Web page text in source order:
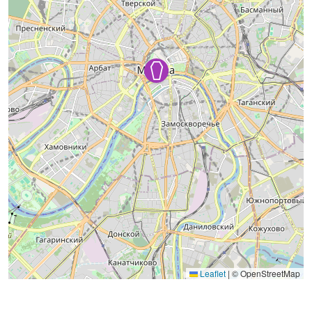
Leaflet | © OpenStreetMap